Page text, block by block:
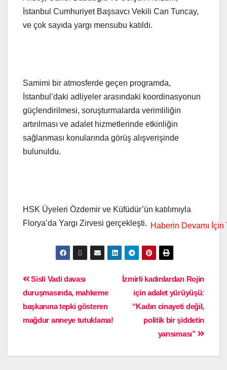
İstanbul Cumhuriyet Başsavcı Vekili Can Tuncay,
ve çok sayıda yargı mensubu katıldı.
Samimi bir atmosferde geçen programda,
İstanbul’daki adliyeler arasındaki koordinasyonun
güçlendirilmesi, soruşturmalarda verimliliğin
artırılması ve adalet hizmetlerinde etkinliğin
sağlanması konularında görüş alışverişinde
bulunuldu.
HSK Üyeleri Özdemir ve Küfüdür’ün katılımıyla
Florya’da Yargı Zirvesi gerçekleşti.
İzmirli kadınlardan Rojin
için adalet yürüyüşü:
“Kadın cinayeti değil,
politik bir şiddetin
yansıması”
Sisli Vadi davası
duruşmasında, mahkeme
başkanına tepki gösteren
mağdur anneye tutuklama!